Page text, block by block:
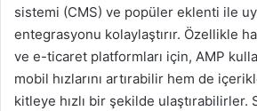
sistemi (CMS) ve popüler eklenti ile
entegrasyonu kolaylaştırır. Özellikle
ve e-ticaret platformları için, AMP
mobil hızlarını artırabilir hem de
kitleye hızlı bir şekilde ulaştırabilirler.